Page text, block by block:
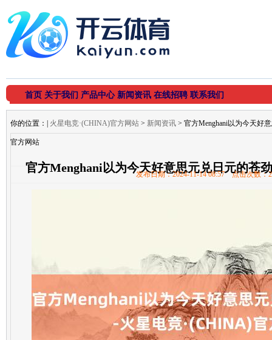
首页 关于我们 产品中心 新闻资讯 在线招聘 联系我们
你的位置： 火星电竞·(CHINA)官方网站 > 新闻资讯 > 官方Menghani以为今天好
官方网站
官方Menghani以为今天好意思元兑日元的苍
发布日期：2024-11-14 08:57 点击次数：